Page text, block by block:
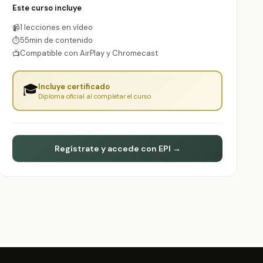
Este curso incluye
📹1 lecciones en vídeo
⏱55min de contenido
📺Compatible con AirPlay y Chromecast
🎓Incluye certificado
Diploma oficial al completar el curso
Regístrate y accede con EPI →